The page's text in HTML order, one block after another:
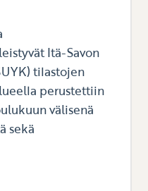
Itä-Savon
tilastojen
perustettiin
välisenä
sekä